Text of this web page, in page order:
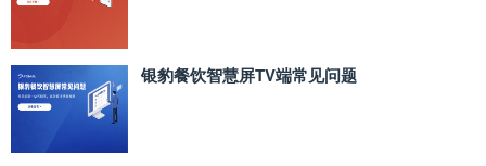
银豹餐饮智慧屏TV端常见问题